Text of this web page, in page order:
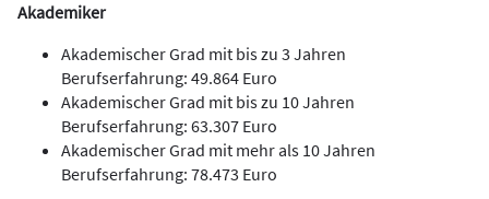
Akademiker
Akademischer Grad mit bis zu 3 Jahren
Berufserfahrung: 49.864 Euro
Akademischer Grad mit bis zu 10 Jahren
Berufserfahrung: 63.307 Euro
Akademischer Grad mit mehr als 10 Jahren
Berufserfahrung: 78.473 Euro